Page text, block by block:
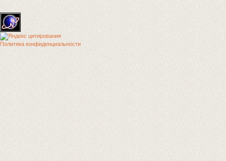
Политика конфиденциальности